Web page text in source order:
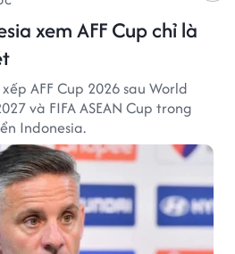
xem AFF Cup chỉ là
AFF Cup 2026 sau World
và FIFA ASEAN Cup trong
Indonesia.